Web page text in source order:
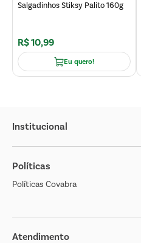
Salgadinhos Stiksy Palito 160g
R$10,99
Eu quero!
Institucional
Sobre o Covabra
Nossas Lojas
Cliente Bem Estar
Jornal de Ofertas
Políticas
Políticas Covabra
Atendimento